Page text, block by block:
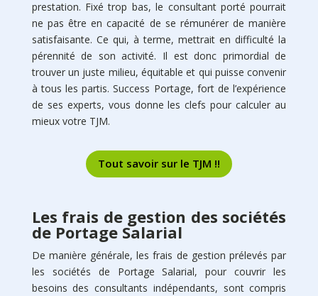
prestation. Fixé trop bas, le consultant porté pourrait
ne pas être en capacité de se rémunérer de manière
satisfaisante. Ce qui, à terme, mettrait en difficulté la
pérennité de son activité. Il est donc primordial de
trouver un juste milieu, équitable et qui puisse convenir
à tous les partis. Success Portage, fort de l’expérience
de ses experts, vous donne les clefs pour calculer au
mieux votre TJM.
Tout savoir sur le TJM !!
Les frais de gestion des sociétés
de Portage Salarial
De manière générale, les frais de gestion prélevés par
les sociétés de Portage Salarial, pour couvrir les
besoins des consultants indépendants, sont compris